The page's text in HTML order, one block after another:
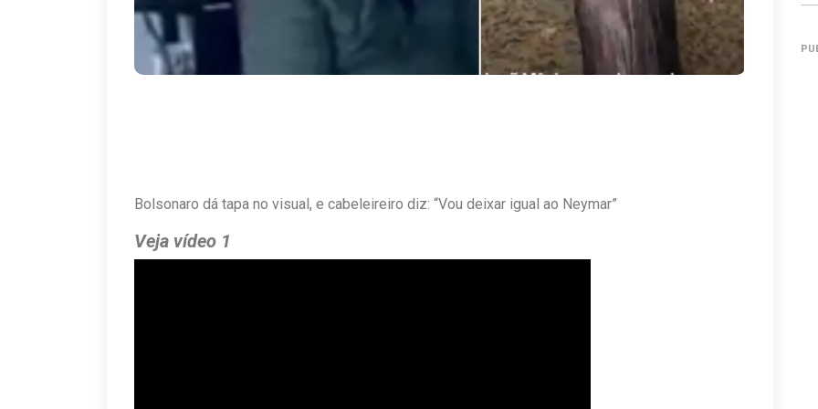
Bolsonaro dá tapa no visual, e cabeleireiro diz: “Vou deixar igual ao Neymar”
Veja vídeo 1